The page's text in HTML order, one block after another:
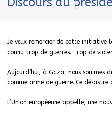
Je veux remercier de cette initiative
connu trop de guerres. Trop de
Aujourd’hui, à Gaza, nous sommes
comme arme de guerre. Ce désastre
L’Union européenne appelle, une